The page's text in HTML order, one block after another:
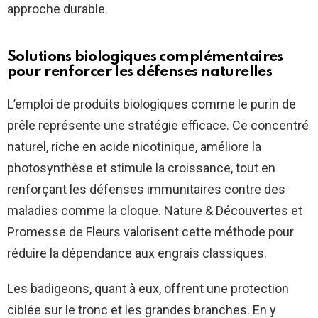
approche durable.
Solutions biologiques complémentaires
pour renforcer les défenses naturelles
L’emploi de produits biologiques comme le purin de
prêle représente une stratégie efficace. Ce concentré
naturel, riche en acide nicotinique, améliore la
photosynthèse et stimule la croissance, tout en
renforçant les défenses immunitaires contre des
maladies comme la cloque. Nature & Découvertes et
Promesse de Fleurs valorisent cette méthode pour
réduire la dépendance aux engrais classiques.
Les badigeons, quant à eux, offrent une protection
ciblée sur le tronc et les grandes branches. En y